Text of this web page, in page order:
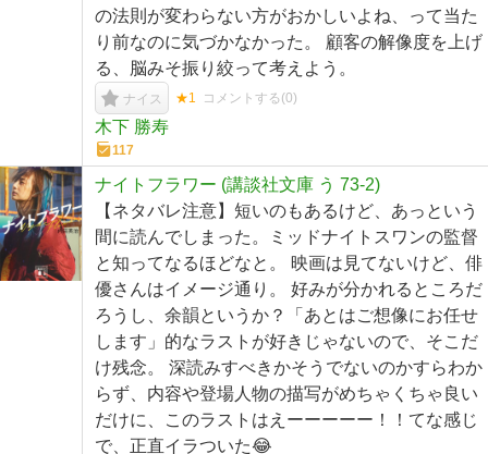
の法則が変わらない方がおかしいよね、って当た
り前なのに気づかなかった。 顧客の解像度を上げ
る、脳みそ振り絞って考えよう。
ナイス ★1 コメントする(0)
木下 勝寿
117
ナイトフラワー (講談社文庫 う 73-2)
【ネタバレ注意】短いのもあるけど、あっという
間に読んでしまった。ミッドナイトスワンの監督
と知ってなるほどなと。 映画は見てないけど、俳
優さんはイメージ通り。 好みが分かれるところだ
ろうし、余韻というか？「あとはご想像にお任せ
します」的なラストが好きじゃないので、そこだ
け残念。 深読みすべきかそうでないのかすらわか
らず、内容や登場人物の描写がめちゃくちゃ良い
だけに、このラストはえーーーーー！！てな感じ
で、正直イラついた😂